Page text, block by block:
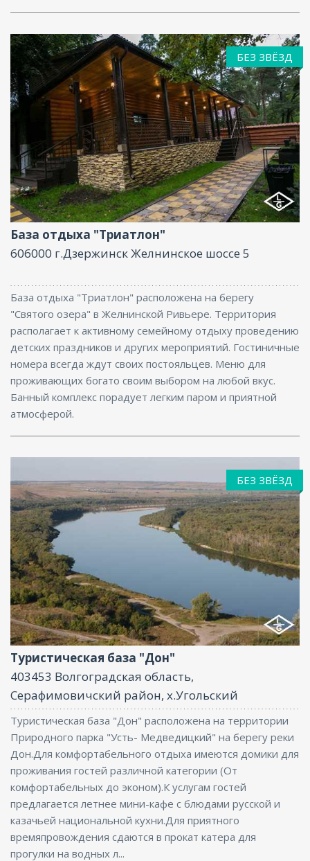
Ресторан, Парковка, Интернет, Баня
БЕЗ ЗВЁЗД
База отдыха "Триатлон"
606000 г.Дзержинск Желнинское шоссе 5
База отдыха "Триатлон" расположена на берегу
"Святого озера" в Желнинской Ривьере. Территория
располагает к активному семейному отдыху проведению
детских праздников и других мероприятий. Гостиничные
номера всегда ждут своих постояльцев. Меню для
проживающих богато своим выбором на любой вкус.
Банный комплекс порадует легким паром и приятной
атмосферой.
Размещение с животными, Бассейн, Парковка,
Баня
БЕЗ ЗВЁЗД
Туристическая база "Дон"
403453 Волгоградская область,
Серафимовичский район, х.Угольский
Туристическая база "Дон" расположена на территории
Природного парка "Усть- Медведицкий" на берегу реки
Дон.Для комфортабельного отдыха имеются домики для
проживания гостей различной категории (От
комфортабельных до эконом).К услугам гостей
предлагается летнее мини-кафе с блюдами русской и
казачьей национальной кухни.Для приятного
времяпровождения сдаются в прокат катера для
прогулки на водных л...